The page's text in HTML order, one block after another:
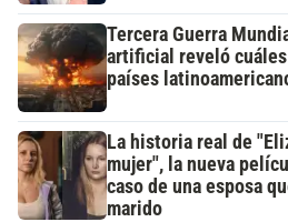
Tercera Guerra
artificial reveló
países
La historia real de
mujer", la nueva
caso de una esposa
marido